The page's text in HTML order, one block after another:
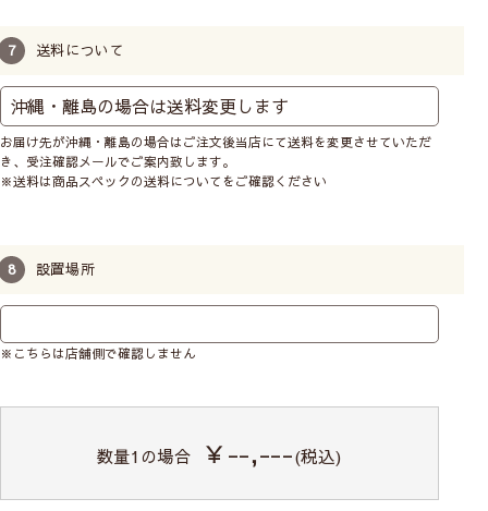
送料について
お届け先が沖縄・離島の場合はご注文後当店にて送料を変更させていただ
き、受注確認メールでご案内致します。
※送料は商品スペックの送料についてをご確認ください
設置場所
※こちらは店舗側で確認しません
数量1の場合 ￥--,---(税込)